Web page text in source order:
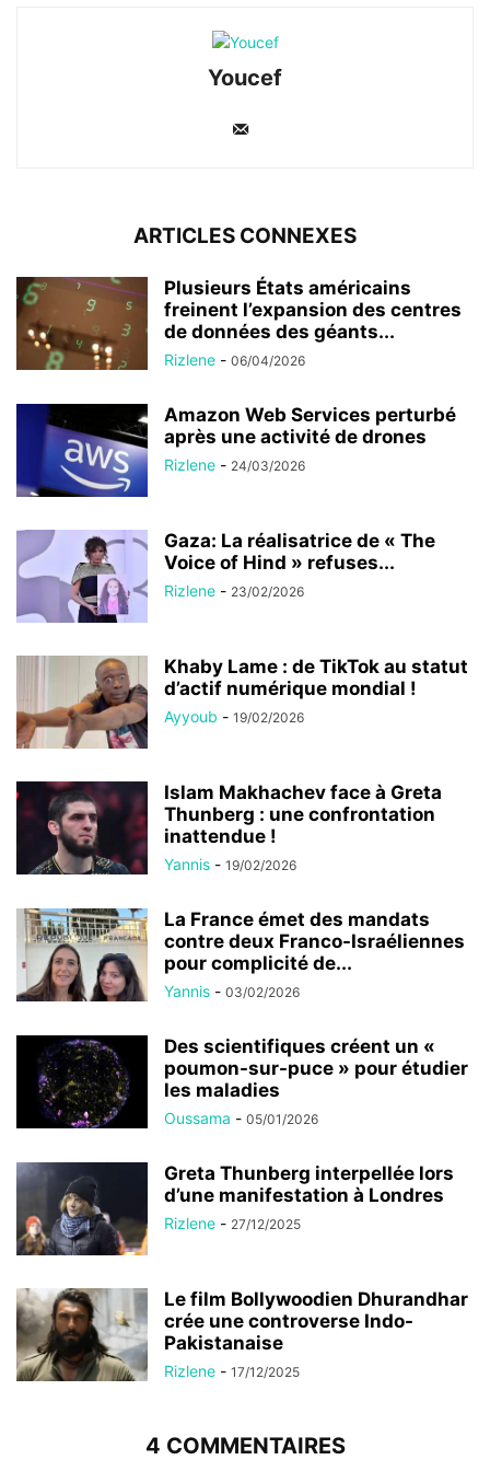
Youcef
ARTICLES CONNEXES
Plusieurs États américains
freinent l’expansion des centres
de données des géants...
Rizlene - 06/04/2026
Amazon Web Services perturbé
après une activité de drones
Rizlene - 24/03/2026
Gaza: La réalisatrice de « The
Voice of Hind » refuses...
Rizlene - 23/02/2026
Khaby Lame : de TikTok au statut
d’actif numérique mondial !
Ayyoub - 19/02/2026
Islam Makhachev face à Greta
Thunberg : une confrontation
inattendue !
Yannis - 19/02/2026
La France émet des mandats
contre deux Franco-Israéliennes
pour complicité de...
Yannis - 03/02/2026
Des scientifiques créent un «
poumon-sur-puce » pour étudier
les maladies
Oussama - 05/01/2026
Greta Thunberg interpellée lors
d’une manifestation à Londres
Rizlene - 27/12/2025
Le film Bollywoodien Dhurandhar
crée une controverse Indo-
Pakistanaise
Rizlene - 17/12/2025
4 COMMENTAIRES